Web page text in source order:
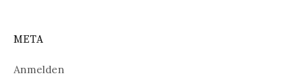
META
Anmelden